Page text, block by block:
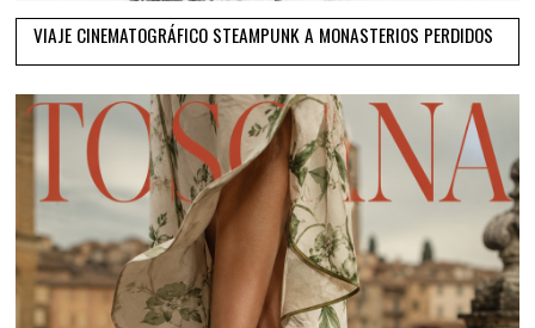
VIAJE CINEMATOGRÁFICO STEAMPUNK A MONASTERIOS PERDIDOS